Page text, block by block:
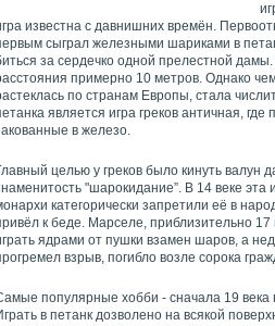
известна с давнишних времён.
сыграл железными шариками в
за сердечко одной прелестной
примерно 10 метров. Однако
по странам Европы, стала
является игра греков античная,
в железо.
целью у греков было кинуть валун
"шарокидание”. В 14 веке эта
категорически запретили её в
к беде. Марселе, приблизительно
ядрами от пушки взамен шаров, а
взрыв, погибло возле сорока
популярные хобби - сначала 19 века
в петанк дозволено на всякой